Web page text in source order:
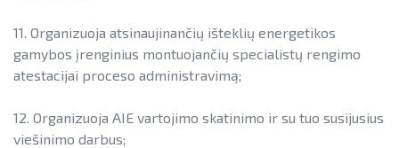
11. Organizuoja atsinaujinančių išteklių energetikos
gamybos įrenginius montuojančių specialistų rengimo
atestacijai proceso administravimą;
12. Organizuoja AIE vartojimo skatinimo ir su tuo susijusius
viešinimo darbus;